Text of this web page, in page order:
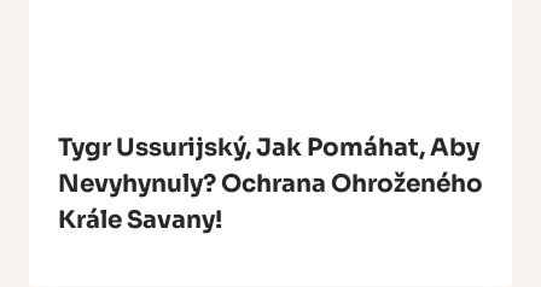
Tygr Ussurijský, Jak Pomáhat, Aby
Nevyhynuly? Ochrana Ohroženého
Krále Savany!